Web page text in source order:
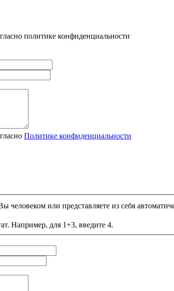
политике конфиденциальности
Политике конфиденциальности
человеком или представляете из себя
Например, для 1+3, введите 4.